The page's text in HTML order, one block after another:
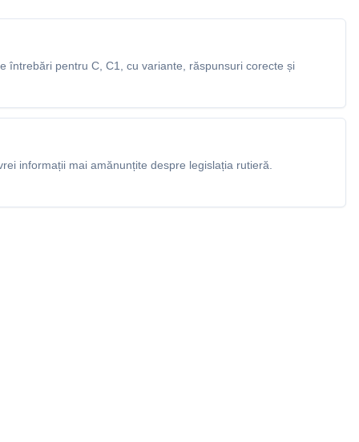
întrebări pentru C, C1, cu variante, răspunsuri corecte și
informații mai amănunțite despre legislația rutieră.